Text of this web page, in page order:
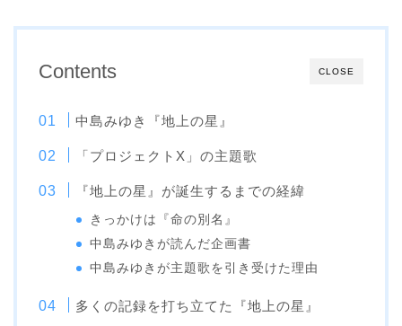
CLOSE
Contents
中島みゆき『地上の星』
「プロジェクトX」の主題歌
『地上の星』が誕生するまでの経緯
きっかけは『命の別名』
中島みゆきが読んだ企画書
中島みゆきが主題歌を引き受けた理由
多くの記録を打ち立てた『地上の星』